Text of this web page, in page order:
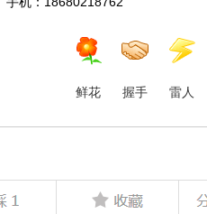
鲜花 握手 雷人